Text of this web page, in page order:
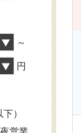
～
円
）